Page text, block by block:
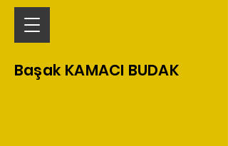
Başak KAMACI BUDAK